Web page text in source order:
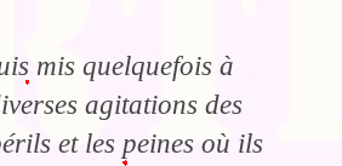
mis quelquefois à
agitations des
et les peines où ils